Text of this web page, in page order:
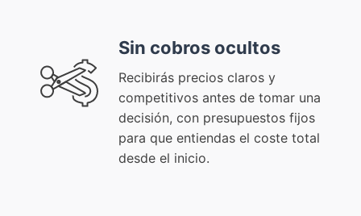
Sin cobros ocultos
Recibirás precios claros y
competitivos antes de tomar una
decisión, con presupuestos fijos
para que entiendas el coste total
desde el inicio.